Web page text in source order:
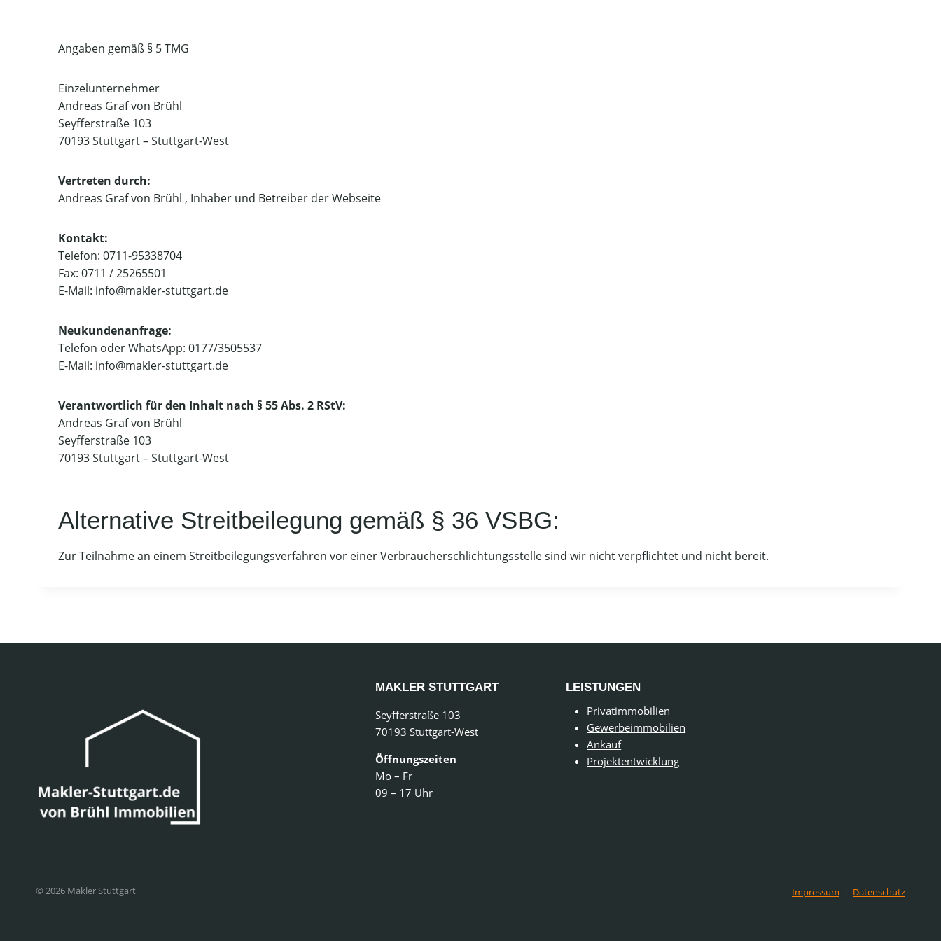
Angaben gemäß § 5 TMG
Einzelunternehmer
Andreas Graf von Brühl
Seyfferstraße 103
70193 Stuttgart – Stuttgart-West
Vertreten durch:
Andreas Graf von Brühl , Inhaber und Betreiber der Webseite
Kontakt:
Telefon: 0711-95338704
Fax: 0711 / 25265501
E-Mail: info@makler-stuttgart.de
Neukundenanfrage:
Telefon oder WhatsApp: 0177/3505537
E-Mail: info@makler-stuttgart.de
Verantwortlich für den Inhalt nach § 55 Abs. 2 RStV:
Andreas Graf von Brühl
Seyfferstraße 103
70193 Stuttgart – Stuttgart-West
Alternative Streitbeilegung gemäß § 36 VSBG:
Zur Teilnahme an einem Streitbeilegungsverfahren vor einer Verbraucherschlichtungsstelle sind wir nicht verpflichtet und nicht bereit.
MAKLER STUTTGART
Seyfferstraße 103
70193 Stuttgart-West
Öffnungszeiten
Mo – Fr
09 – 17 Uhr
LEISTUNGEN
Privatimmobilien
Gewerbeimmobilien
Ankauf
Projektentwicklung
© 2026 Makler Stuttgart Impressum | Datenschutz